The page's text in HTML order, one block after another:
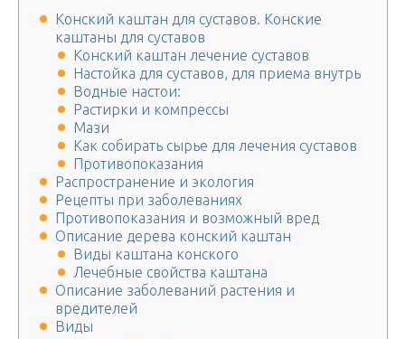
Конский каштан для суставов. Конские
каштаны для суставов
Конский каштан лечение суставов
Настойка для суставов, для приема внутрь
Водные настои:
Растирки и компрессы
Мази
Как собирать сырье для лечения суставов
Противопоказания
Распространение и экология
Рецепты при заболеваниях
Противопоказания и возможный вред
Описание дерева конский каштан
Виды каштана конского
Лечебные свойства каштана
Описание заболеваний растения и
вредителей
Виды